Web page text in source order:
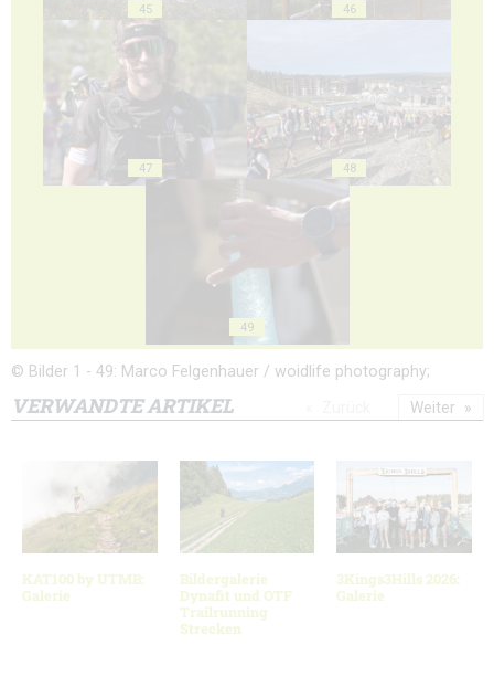
45 46
47 48
49
© Bilder 1 - 49: Marco Felgenhauer / woidlife photography;
VERWANDTE ARTIKEL
KAT100 by UTMB:
Galerie
Bildergalerie
Dynafit und OTF
Trailrunning
Strecken
3Kings3Hills 2026:
Galerie
Weiter